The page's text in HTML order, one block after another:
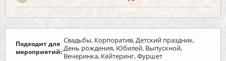
Подходит для
мероприятий:
Свадьбы, Корпоратив, Детский праздник,
День рождения, Юбилей, Выпускной,
Вечеринка, Кейтеринг, Фуршет